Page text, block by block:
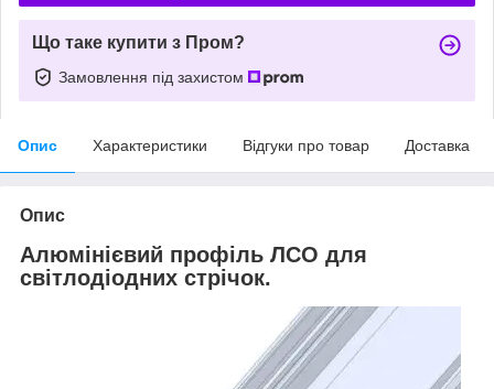
Що таке купити з Пром?
Замовлення під захистом
Опис Характеристики Відгуки про товар Доставка
Опис
Алюмінієвий профіль ЛСО для
світлодіодних стрічок.